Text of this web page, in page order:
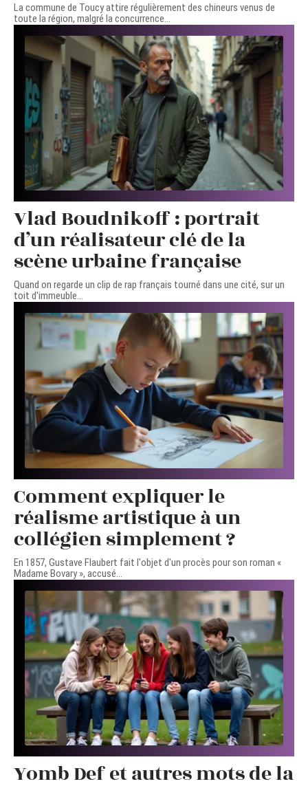
La commune de Toucy attire régulièrement des chineurs venus de
toute la région, malgré la concurrence…
Vlad Boudnikoff : portrait
d’un réalisateur clé de la
scène urbaine française
Quand on regarde un clip de rap français tourné dans une cité, sur un
toit d'immeuble…
Comment expliquer le
réalisme artistique à un
collégien simplement ?
En 1857, Gustave Flaubert fait l'objet d'un procès pour son roman «
Madame Bovary », accusé…
Yomb Def et autres mots de la